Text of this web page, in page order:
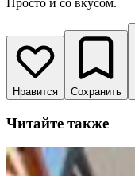
Просто и со вкусом.
Нравится Сохранить
Читайте также